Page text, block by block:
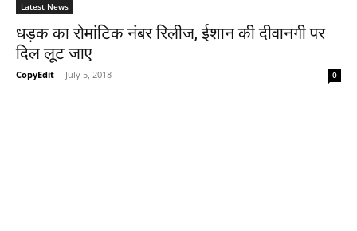
Latest News
धड़क का रोमांटिक नंबर रिलीज, ईशान की दीवानगी पर
दिल लूट जाए
CopyEdit - July 5, 2018 0